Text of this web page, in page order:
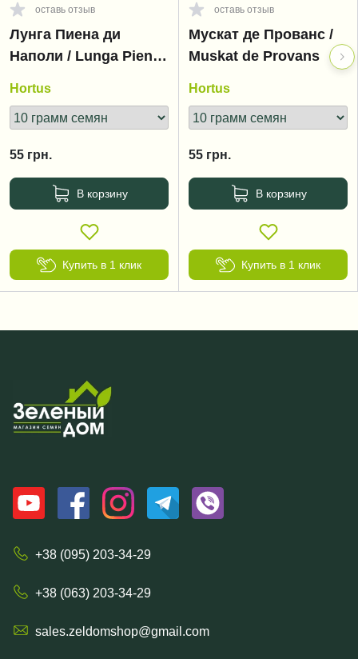
оставь отзыв
Лунга Пиена ди
Наполи / Lunga Piena
Hortus
55 грн.
В корзину
Купить в 1 клик
оставь отзыв
Мускат де Прованс /
Muskat de Provans
Hortus
55 грн.
В корзину
Купить в 1 клик
+38 (095) 203-34-29
+38 (063) 203-34-29
sales.zeldomshop@gmail.com